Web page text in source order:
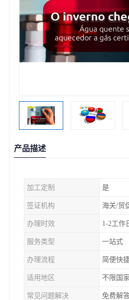
产品描述
加工定制 是
签证机构 海关/贸
办理时效 1-2工作
服务类型 一站式
办理流程 简便快
适用地区 不限国家
常见问题解决 免费解